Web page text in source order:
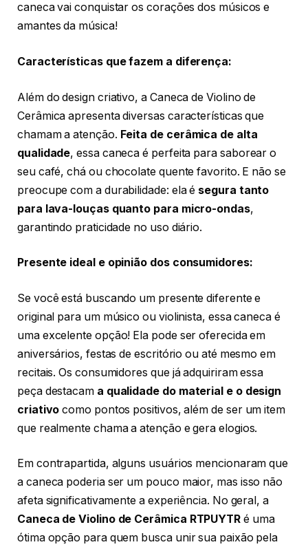
caneca vai conquistar os corações dos músicos e
amantes da música!
Características que fazem a diferença:
Além do design criativo, a Caneca de Violino de
Cerâmica apresenta diversas características que
chamam a atenção. Feita de cerâmica de alta
qualidade, essa caneca é perfeita para saborear o
seu café, chá ou chocolate quente favorito. E não se
preocupe com a durabilidade: ela é segura tanto
para lava-louças quanto para micro-ondas,
garantindo praticidade no uso diário.
Presente ideal e opinião dos consumidores:
Se você está buscando um presente diferente e
original para um músico ou violinista, essa caneca é
uma excelente opção! Ela pode ser oferecida em
aniversários, festas de escritório ou até mesmo em
recitais. Os consumidores que já adquiriram essa
peça destacam a qualidade do material e o design
criativo como pontos positivos, além de ser um item
que realmente chama a atenção e gera elogios.
Em contrapartida, alguns usuários mencionaram que
a caneca poderia ser um pouco maior, mas isso não
afeta significativamente a experiência. No geral, a
Caneca de Violino de Cerâmica RTPUYTR é uma
ótima opção para quem busca unir sua paixão pela